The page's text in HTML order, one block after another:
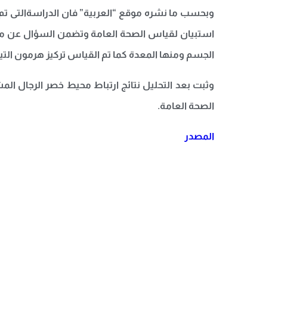
استبيان لقياس الصحة العامة وتضمن السؤال عن
الجسم ومنها المعدة كما تم القياس تركيز هرمون
وثبت بعد التحليل نتائج ارتباط محيط خصر
الصحة العامة.
المصدر